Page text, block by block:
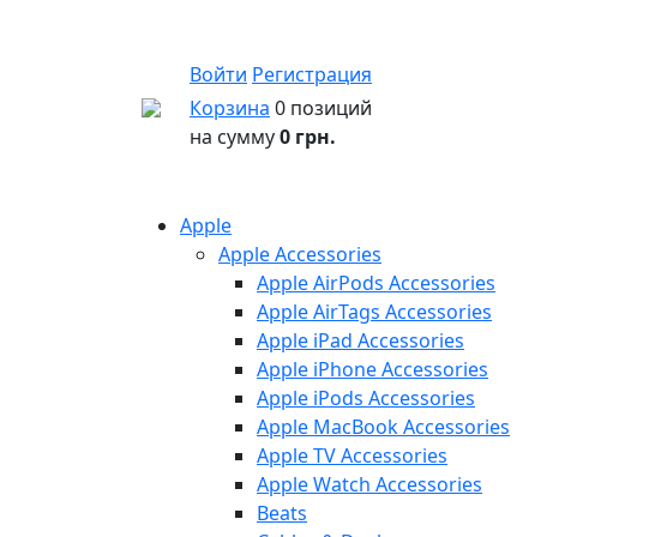
Войти Регистрация
Корзина 0 позиций
на сумму0 грн.
Apple
Apple Accessories
Apple AirPods Accessories
Apple AirTags Accessories
Apple iPad Accessories
Apple iPhone Accessories
Apple iPods Accessories
Apple MacBook Accessories
Apple TV Accessories
Apple Watch Accessories
Beats